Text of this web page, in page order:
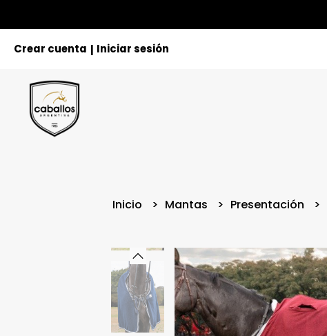
Crear cuenta Iniciar sesión
Inicio Mantas Presentación